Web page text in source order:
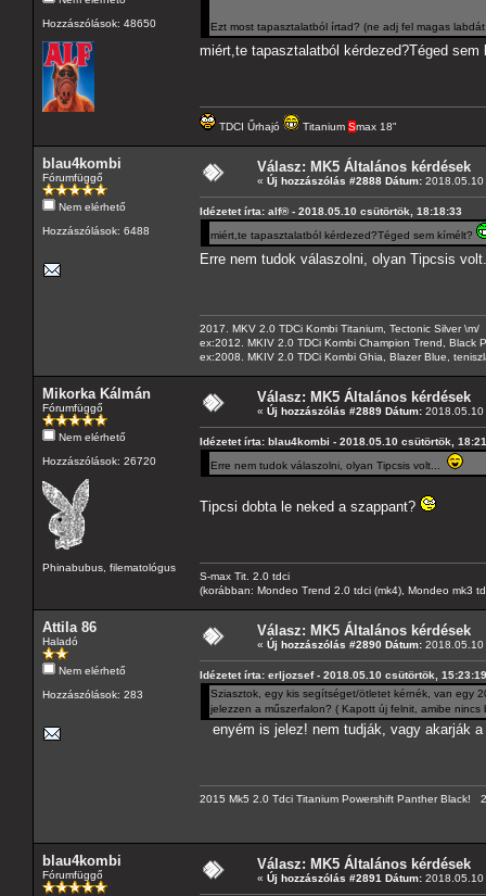
Hozzászólások: 48650
Ezt most tapasztalatból írtad? (ne adj fel magas
miért,te tapasztalatból kérdezed?Téged
TDCI Űrhajó Titanium Smax 18"
blau4kombi
Fórumfüggő
Nem elérhető
Hozzászólások: 6488
Válasz: MK5 Általános kérdések
« Új hozzászólás #2888 Dátum: 2018.05.10
Idézetet írta: alf® - 2018.05.10 csütörtök, 18:18:33
miért,te tapasztalatból kérdezed?Téged sem kímélt?
Erre nem tudok válaszolni, olyan Tipcsis
2017. MKV 2.0 TDCi Kombi Titanium, Tectonic Silver \m/
ex:2012. MKIV 2.0 TDCi Kombi Champion Trend, Black
ex:2008. MKIV 2.0 TDCi Kombi Ghia, Blazer Blue,
Mikorka Kálmán
Fórumfüggő
Nem elérhető
Hozzászólások: 26720
Phinabubus, filematológus
Válasz: MK5 Általános kérdések
« Új hozzászólás #2889 Dátum: 2018.05.10
Idézetet írta: blau4kombi - 2018.05.10 csütörtök,
Erre nem tudok válaszolni, olyan Tipcsis volt...
Tipcsi dobta le neked a szappant?
S-max Tit. 2.0 tdci
(korábban: Mondeo Trend 2.0 tdci (mk4), Mondeo mk3
Attila 86
Haladó
Nem elérhető
Hozzászólások: 283
Válasz: MK5 Általános kérdések
« Új hozzászólás #2890 Dátum: 2018.05.10
Idézetet írta: erljozsef - 2018.05.10 csütörtök, 15:23:19
Sziasztok, egy kis segítséget/ötletet kérnék, van egy
jelezzen a műszerfalon? ( Kapott új felnit, amibe
enyém is jelez! nem tudják, vagy akarják
2015 Mk5 2.0 Tdci Titanium Powershift Panther
blau4kombi
Fórumfüggő
Válasz: MK5 Általános kérdések
« Új hozzászólás #2891 Dátum: 2018.05.10